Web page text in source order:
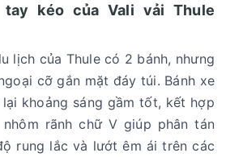
tay kéo của Vali vải Thule
lịch của Thule có 2 bánh, nhưng
cỡ gắn mặt đáy túi. Bánh xe
khoảng sáng gầm tốt, kết hợp
rãnh chữ V giúp phân tán
rung lắc và lướt êm ái trên các